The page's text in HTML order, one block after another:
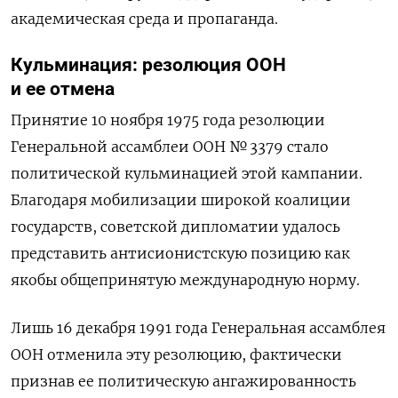
академическая среда и пропаганда.
Кульминация: резолюция ООН
и ее отмена
Принятие 10 ноября 1975 года резолюции
Генеральной ассамблеи ООН № 3379 стало
политической кульминацией этой кампании.
Благодаря мобилизации широкой коалиции
государств, советской дипломатии удалось
представить антисионистскую позицию как
якобы общепринятую международную норму.
Лишь 16 декабря 1991 года Генеральная ассамблея
ООН отменила эту резолюцию, фактически
признав ее политическую ангажированность